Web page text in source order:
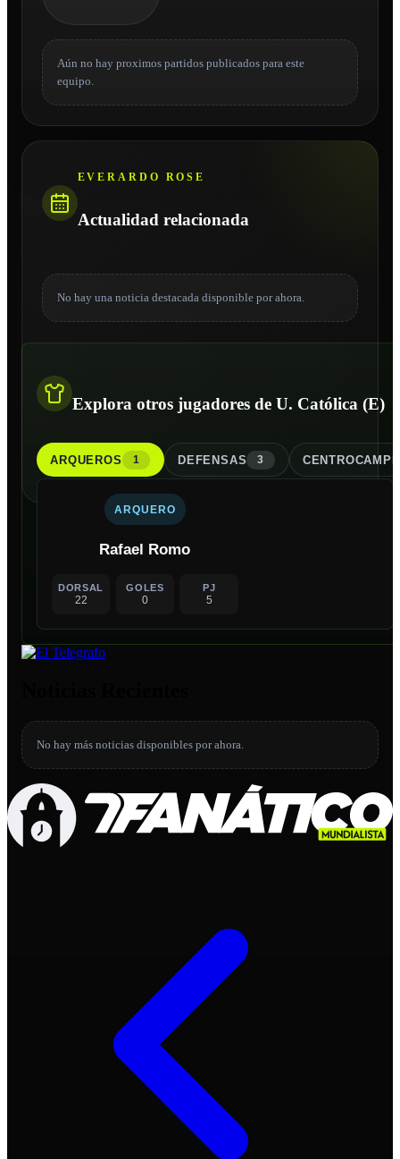
Aún no hay proximos partidos publicados para este
equipo.
EVERARDO ROSE
Actualidad relacionada
No hay una noticia destacada disponible por ahora.
Explora otros jugadores de U. Católica (E)
ARQUEROS 1 DEFENSAS 3
ARQUERO
Rafael Romo
DORSAL
22
GOLES
0
PJ
5
No hay más noticias disponibles por ahora.